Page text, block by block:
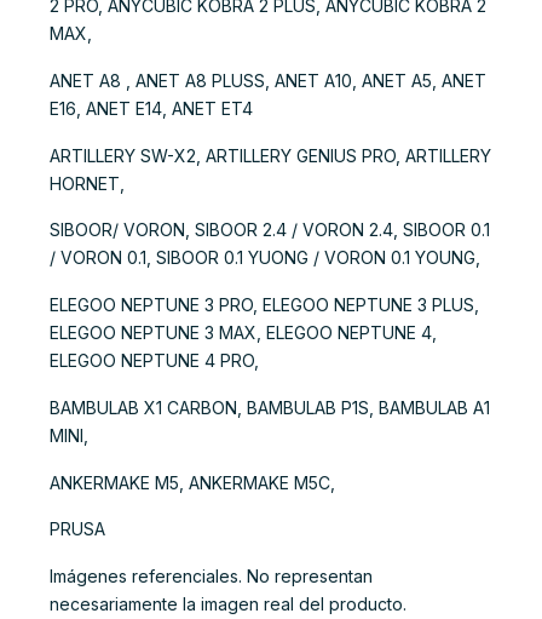
2 PRO, ANYCUBIC KOBRA 2 PLUS, ANYCUBIC KOBRA 2
MAX,
ANET A8 , ANET A8 PLUSS, ANET A10, ANET A5, ANET
E16, ANET E14, ANET ET4
ARTILLERY SW-X2, ARTILLERY GENIUS PRO, ARTILLERY
HORNET,
SIBOOR/ VORON, SIBOOR 2.4 / VORON 2.4, SIBOOR 0.1
/ VORON 0.1, SIBOOR 0.1 YUONG / VORON 0.1 YOUNG,
ELEGOO NEPTUNE 3 PRO, ELEGOO NEPTUNE 3 PLUS,
ELEGOO NEPTUNE 3 MAX, ELEGOO NEPTUNE 4,
ELEGOO NEPTUNE 4 PRO,
BAMBULAB X1 CARBON, BAMBULAB P1S, BAMBULAB A1
MINI,
ANKERMAKE M5, ANKERMAKE M5C,
PRUSA
Imágenes referenciales. No representan
necesariamente la imagen real del producto.